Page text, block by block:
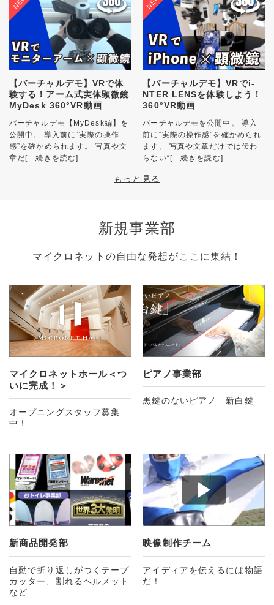
【バーチャルデモ】VRで体
験する！アーム式実体顕微鏡
MyDesk 360°VR動画
バーチャルデモ【MyDesk編】を
公開中。 導入前に“実際の操作
感”を確かめられます。 写真や文
章だ[…続きを読む]
【バーチャルデモ】VRでi-
NTER LENSを体験しよう！
360°VR動画
バーチャルデモを公開中。 導入
前に“実際の操作感”を確かめられ
ます。 写真や文章だけでは伝わ
らない“[…続きを読む]
もっと見る
新規事業部
マイクロネットの自由な発想がここに集結！
マイクロネットホール＜つ
いに完成！＞
オープニングスタッフ募集
中！
ピアノ事業部
黒鍵のないピアノ 新白鍵
新商品開発部
自動で折り返しがつくテープ
カッター、割れるヘルメット
など
映像制作チーム
アイディアを伝えるには物語
だ！